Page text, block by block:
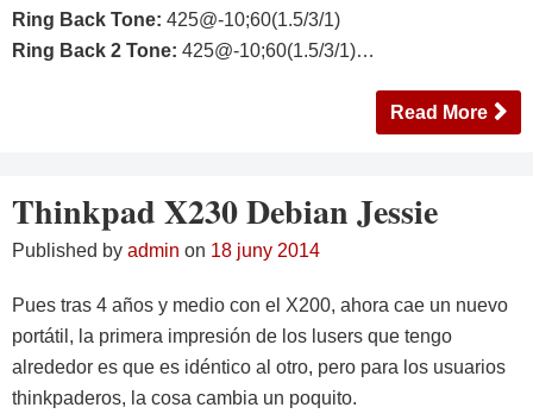
Ring Back Tone: 425@-10;60(1.5/3/1)
Ring Back 2 Tone: 425@-10;60(1.5/3/1)…
Read More
Thinkpad X230 Debian Jessie
Published by admin on 18 juny 2014
Pues tras 4 años y medio con el X200, ahora cae un nuevo
portátil, la primera impresión de los lusers que tengo
alrededor es que es idéntico al otro, pero para los usuarios
thinkpaderos, la cosa cambia un poquito.